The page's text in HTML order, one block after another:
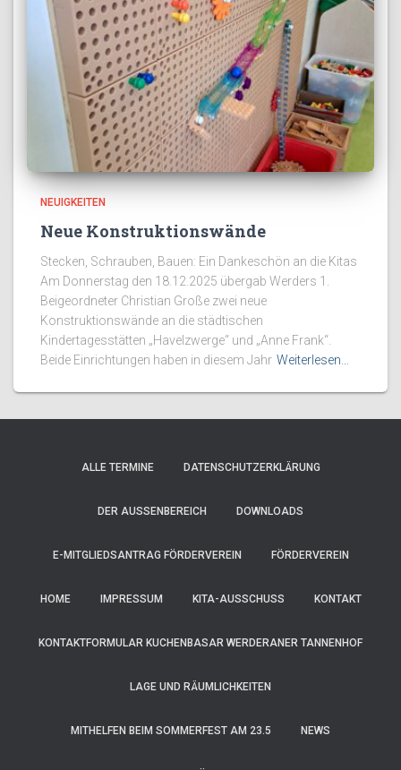
NEUIGKEITEN
Neue Konstruktionswände
Stecken, Schrauben, Bauen: Ein Dankeschön an die Kitas
Am Donnerstag den 18.12.2025 übergab Werders 1.
Beigeordneter Christian Große zwei neue
Konstruktionswände an die städtischen
Kindertagesstätten „Havelzwerge“ und „Anne Frank“.
Beide Einrichtungen haben in diesem Jahr Weiterlesen…
ALLE TERMINE DATENSCHUTZERKLÄRUNG
DER AUSSENBEREICH DOWNLOADS
E-MITGLIEDSANTRAG FÖRDERVEREIN FÖRDERVEREIN
HOME IMPRESSUM KITA-AUSSCHUSS KONTAKT
KONTAKTFORMULAR KUCHENBASAR WERDERANER TANNENHOF
LAGE UND RÄUMLICHKEITEN
MITHELFEN BEIM SOMMERFEST AM 23.5 NEWS